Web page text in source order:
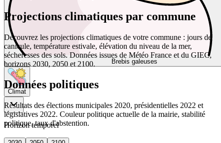
Brebis galeuses
Climat
Horizon temporel
Projections climatiques par commune
Découvrez les projections climatiques de votre commune : jours de
canicule, température estivale, élévation du niveau de la mer,
sécheresses des sols. Données issues de Météo France et du GIEC,
horizons 2030, 2050 et 2100.
Données politiques
Résultats des élections municipales 2020, présidentielles 2022 et
législatives 2022. Couleur politique actuelle de la mairie, stabilité
politique, taux d'abstention.